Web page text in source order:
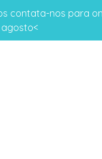
contata-nos para
agosto<